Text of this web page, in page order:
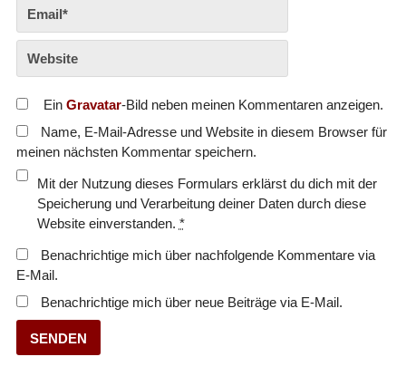
Ein Gravatar-Bild neben meinen Kommentaren anzeigen.
Name, E-Mail-Adresse und Website in diesem Browser für
meinen nächsten Kommentar speichern.
Mit der Nutzung dieses Formulars erklärst du dich mit der
Speicherung und Verarbeitung deiner Daten durch diese
Website einverstanden. *
Benachrichtige mich über nachfolgende Kommentare via
E-Mail.
Benachrichtige mich über neue Beiträge via E-Mail.